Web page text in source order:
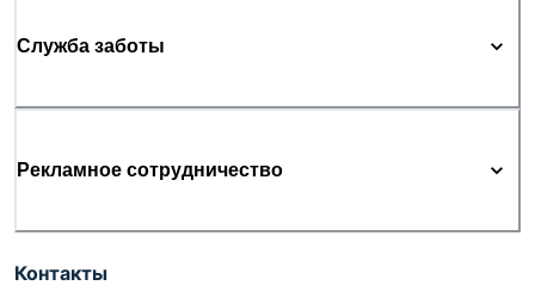
Служба заботы
Рекламное сотрудничество
Контакты